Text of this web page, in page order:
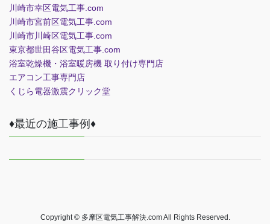
川崎市幸区電気工事.com
川崎市宮前区電気工事.com
川崎市川崎区電気工事.com
東京都世田谷区電気工事.com
浴室乾燥機・浴室暖房機 取り付け専門店
エアコン工事専門店
くじら電器激震クリック堂
♦最近の施工事例♦
Copyright © 多摩区電気工事解決.com All Rights Reserved.